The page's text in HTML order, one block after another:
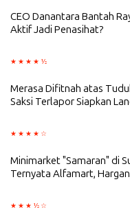
CEO Danantara Bantah
Aktif Jadi Penasihat?
Merasa Difitnah atas
Saksi Terlapor Siapkan
Minimarket "Samaran" di
Ternyata Alfamart,